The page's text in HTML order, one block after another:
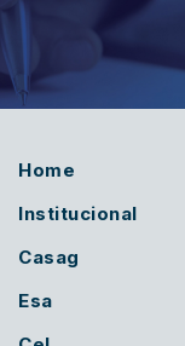
Home
Institucional
Casag
Esa